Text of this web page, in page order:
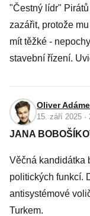
"Čestný lídr"
zazářit, protože
mít těžké -
stavební řízení.
Oliver
15. září 2025 ·
JANA
Věčná kandidátka
politických funkcí.
antisystémové
Turkem.